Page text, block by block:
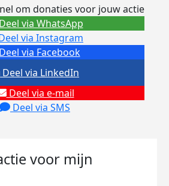
om donaties voor jouw actie
via Facebook
via Instagram
Deel via e-mail
Deel via SMS
Deel via LinkedIn
via WhatsApp
voor mijn